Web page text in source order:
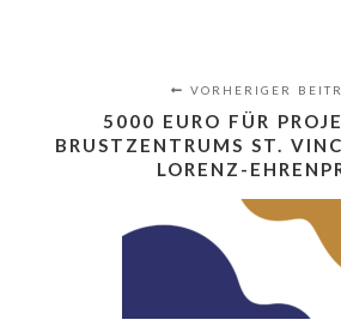
VORHERIGER
5000 EURO FÜR
BRUSTZENTRUMS ST.
LORENZ-